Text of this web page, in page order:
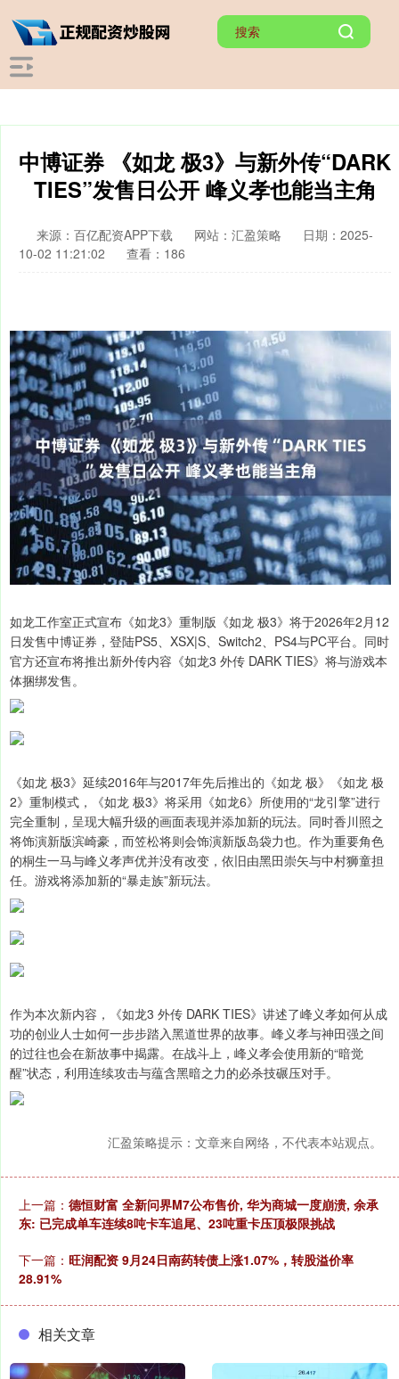
中博证券 《如龙 极3》与新外传“DARK
TIES”发售日公开 峰义孝也能当主角
来源：百亿配资APP下载 网站：汇盈策略
日期：2025-
10-02 11:21:02
查看：186
如龙工作室正式宣布《如龙3》重制版《如龙 极3》将于2026年2月12
日发售中博证券，登陆PS5、XSX|S、Switch2、PS4与PC平台。同时
官方还宣布将推出新外传内容《如龙3 外传 DARK TIES》将与游戏本
体捆绑发售。
《如龙 极3》延续2016年与2017年先后推出的《如龙 极》《如龙 极
2》重制模式，《如龙 极3》将采用《如龙6》所使用的“龙引擎”进行
完全重制，呈现大幅升级的画面表现并添加新的玩法。同时香川照之
将饰演新版滨崎豪，而笠松将则会饰演新版岛袋力也。作为重要角色
的桐生一马与峰义孝声优并没有改变，依旧由黑田崇矢与中村狮童担
任。游戏将添加新的“暴走族”新玩法。
作为本次新内容，《如龙3 外传 DARK TIES》讲述了峰义孝如何从成
功的创业人士如何一步步踏入黑道世界的故事。峰义孝与神田强之间
的过往也会在新故事中揭露。在战斗上，峰义孝会使用新的“暗觉
醒”状态，利用连续攻击与蕴含黑暗之力的必杀技碾压对手。
汇盈策略提示：文章来自网络，不代表本站观点。
上一篇： 德恒财富 全新问界M7公布售价, 华为商城一度崩溃, 余承
东: 已完成单车连续8吨卡车追尾、23吨重卡压顶极限挑战
下一篇： 旺润配资 9月24日南药转债上涨1.07%，转股溢价率
28.91%
相关文章